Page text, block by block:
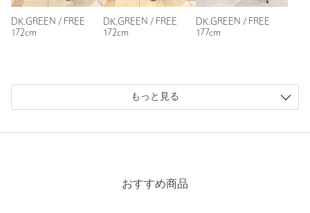
DK.GREEN / FREE
172cm
DK.GREEN / FREE
172cm
DK.GREEN / FREE
177cm
もっと見る
おすすめ商品